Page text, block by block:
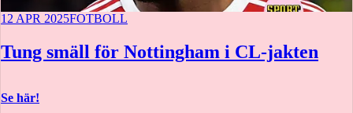
12 APR 2025FOTBOLL
Tung smäll för Nottingham i CL-jakten
Se här!